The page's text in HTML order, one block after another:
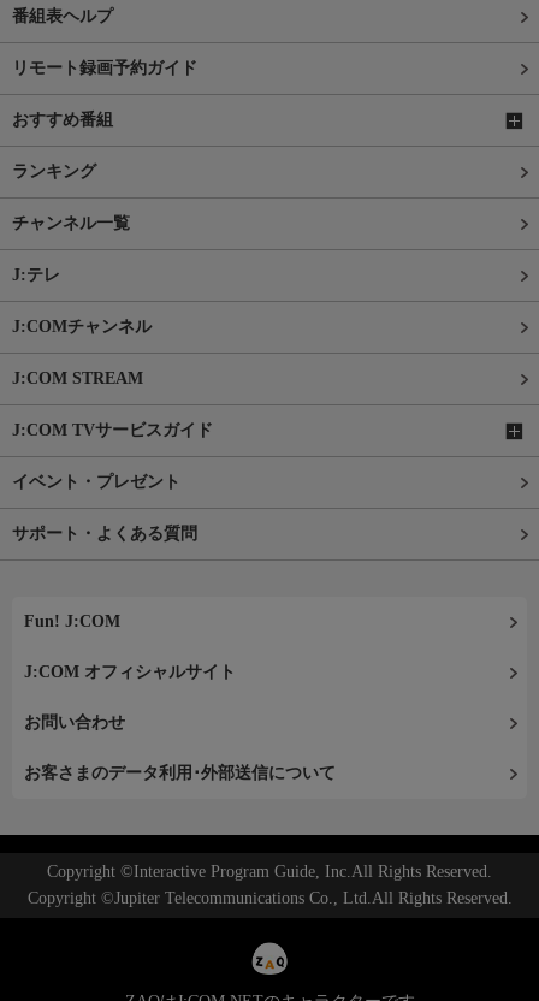
番組表ヘルプ
リモート録画予約ガイド
おすすめ番組
ランキング
チャンネル一覧
J:テレ
J:COMチャンネル
J:COM STREAM
J:COM TVサービスガイド
イベント・プレゼント
サポート・よくある質問
Fun! J:COM
J:COM オフィシャルサイト
お問い合わせ
お客さまのデータ利用･外部送信について
Copyright ©Interactive Program Guide, Inc.All Rights Reserved.
Copyright ©Jupiter Telecommunications Co., Ltd.All Rights Reserved.